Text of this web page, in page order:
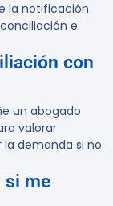
la notificación
e
con
un abogado
valorar
demanda si no
si me